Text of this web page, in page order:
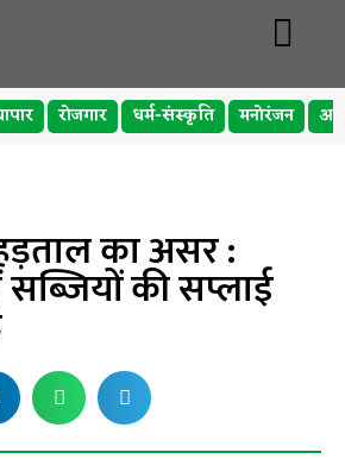
रोजगार धर्म-संस्कृति मनोरंजन
हड़ताल का असर :
की सप्लाई